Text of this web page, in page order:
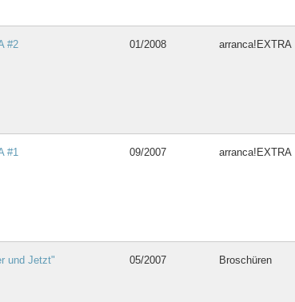
#2 01/2008 arranca!EXTRA
#1 09/2007 arranca!EXTRA
und Jetzt" 05/2007 Broschüren